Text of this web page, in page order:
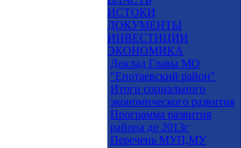
ИСТОКИ
ДОКУМЕНТЫ
ИНВЕСТИЦИИ
ЭКОНОМИКА
Доклад Главы МО
"Енотаевский район"
Итоги социального
экономического развития
Программа развития
района до 2013г
Перечень МУП,МУ